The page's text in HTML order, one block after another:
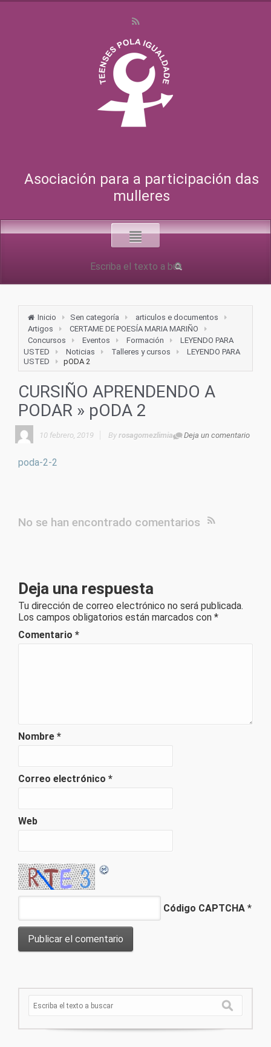
Asociación para a participación das
mulleres
Inicio Sen categoría
articulos e documentos
Artigos
CERTAME DE POESÍA MARIA MARIÑO
Concursos
Eventos Formación
LEYENDO PARA
USTED
Noticias Talleres y cursos
LEYENDO PARA
USTED
pODA 2
CURSIÑO APRENDENDO A
PODAR » pODA 2
10 febrero, 2019 Deja un comentario
By rosagomezlimia
poda-2-2
No se han encontrado comentarios
Deja una respuesta
Tu dirección de correo electrónico no será publicada.
Los campos obligatorios están marcados con *
Comentario *
Nombre *
Correo electrónico *
Web
Código CAPTCHA *